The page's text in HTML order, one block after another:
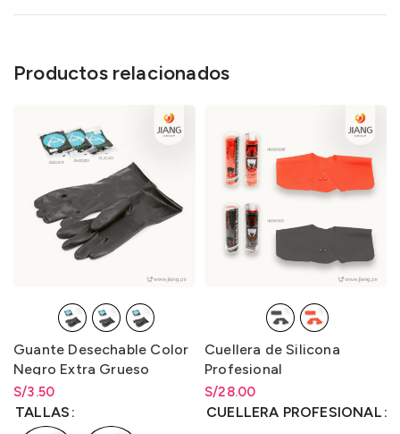
Productos relacionados
Guante Desechable Color
Negro Extra Grueso
S/3.50
Rango de precios: desde
S/3.50hasta
TALLAS
Cuellera de Silicona
Profesional
S/28.00
Rango de precios: desde
S/28.00hastaS/28.00
CUELLERA PROFESIONAL